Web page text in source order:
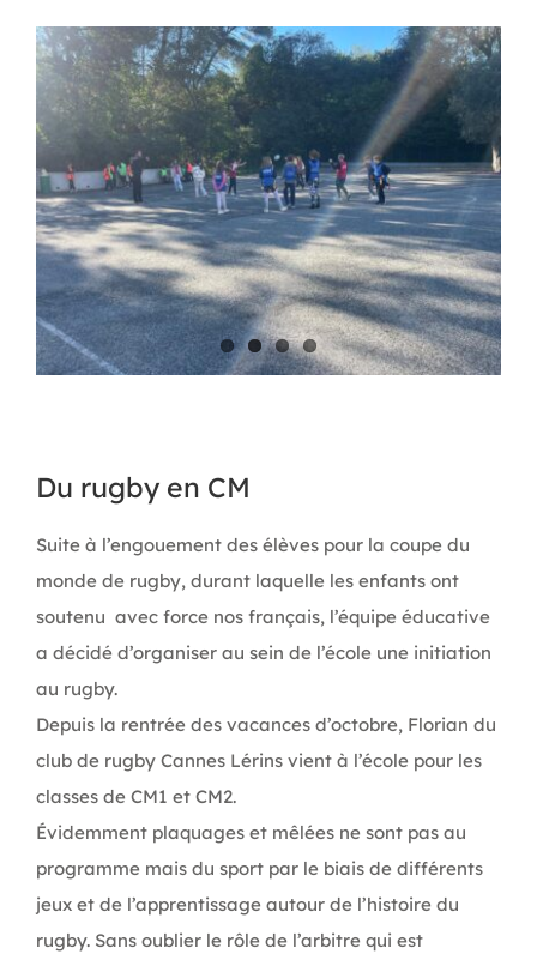
APEL
BOUTIQUE
CONTACT
Du rugby en CM
Suite à l’engouement des élèves pour la coupe du
monde de rugby, durant laquelle les enfants ont
soutenu avec force nos français, l’équipe éducative
a décidé d’organiser au sein de l’école une initiation
au rugby.
Depuis la rentrée des vacances d’octobre, Florian du
club de rugby Cannes Lérins vient à l’école pour les
classes de CM1 et CM2.
Évidemment plaquages et mêlées ne sont pas au
programme mais du sport par le biais de différents
jeux et de l’apprentissage autour de l’histoire du
rugby. Sans oublier le rôle de l’arbitre qui est